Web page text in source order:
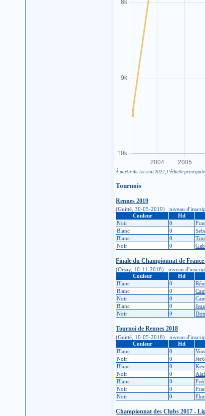
À partir du 1er mai 2022, l’échelle principale
Tournois
Rennes 2019
(Guitté, 30-05-2019) niveau
Couleur
Hd
Noir
0
Blanc
0
Blanc
0
Noir
0
Finale du Championnat de
(Orsay, 10-11-2018) niveau
Couleur
Hd
Blanc
0
Blanc
0
Noir
0
Blanc
0
Noir
0
Tournoi de Rennes 2018
(Guitté, 10-05-2018) niveau
Couleur
Hd
Blanc
0
Noir
0
Blanc
0
Noir
0
Blanc
0
Noir
0
Noir
0
Championnat des Clubs 2017 -